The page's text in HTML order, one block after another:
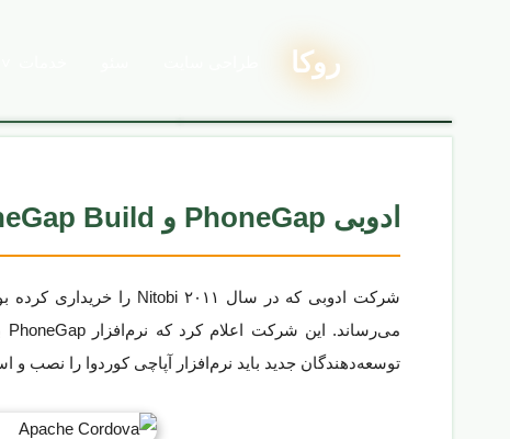
روکا
ادوبی PhoneGap و PhoneGap Build را بازنشسته می‌کند
شرکت ادوبی که در سال ۲۰۱۱ Nitobi را خریداری کرده بود و آن را با نام جدید PhoneGap توسعه می‌داد، اکنون
می‌رساند. این شرکت اعلام کرد که نرم‌افزار PhoneGap به صورت متن‌باز و با نام جدید
توسعه‌دهندگان جدید باید نرم‌افزار آپاچی کوردوا را نصب و